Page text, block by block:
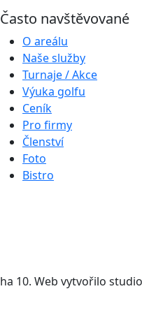
Často navštěvované
O areálu
Naše služby
Turnaje / Akce
Výuka golfu
Ceník
Pro firmy
Členství
Foto
Bistro
10. Web vytvořilo studio